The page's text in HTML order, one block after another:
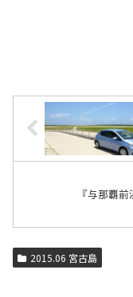
『与那覇
2015.06 宮古島